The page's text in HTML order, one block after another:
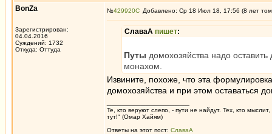
BonZa
Зарегистрирован:
04.04.2016
Суждений: 1732
Откуда: Oттyдa
№429920 Добавлено: Ср 18 Июл 18, 17:56 (8 лет
СлаваА пишет:
Путы домохозяйства надо
монахом.
Извините, похоже, что эта
домохозяйства и при этом оставаться
Те, кто веруют слепо, - пути не найдут. Тех, кто
тут!" (Омар Хайям)
Ответы на этот пост: СлаваА